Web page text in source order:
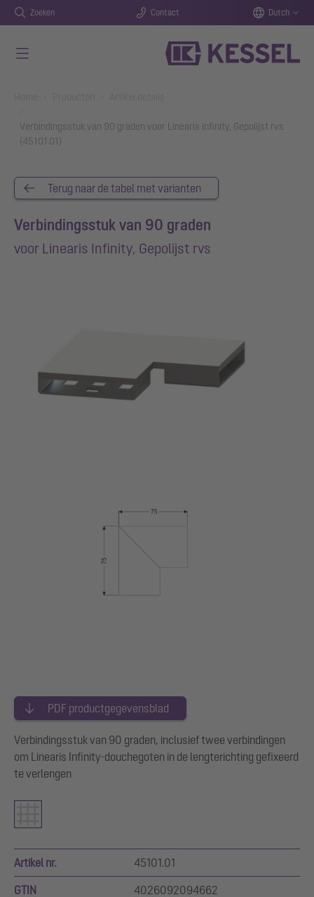
Zoeken Contact Dutch
Verbindingsstuk van 90 graden voor Linearis Infinity, Gepolijst rvs
(45101.01)
Terug naar de tabel met varianten
Verbindingsstuk van 90 graden
voor Linearis Infinity, Gepolijst rvs
PDF productgegevensblad
Verbindingsstuk van 90 graden, inclusief twee verbindingen
om Linearis Infinity-douchegoten in de lengterichting gefixeerd
te verlengen
Artikel nr. 45101.01
GTIN 4026092094662